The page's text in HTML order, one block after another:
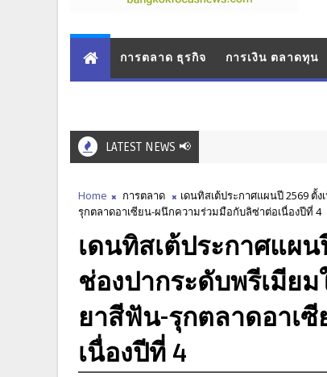
การตลาด ธุรกิจ การเงิน ตลาดทุน
LATEST NEWS 📢
Home การตลาด
เดนทิสเต้ประกาศแผนปี 2569
รุกตลาดอาเซียน-ผนึกความร่วมมือกับลิซ่าต่อเนื่องปีที่ 4
เดนทิสเต้ประกาศแผ
ช่องปากระดับพรีเมีย
ยาสีฟัน-รุกตลาดอาเ
เนื่องปีที่ 4